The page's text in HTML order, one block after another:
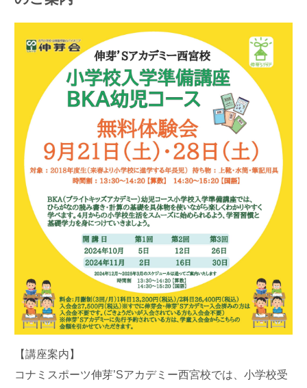
【講座案内】
コナミスポーツ伸芽’Sアカデミー西宮校では、小学校受